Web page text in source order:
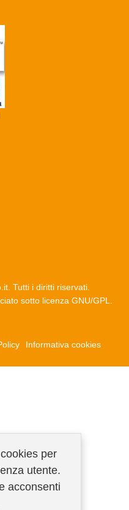
Tutti i diritti riservati.
sotto licenza GNU/GPL.
Informativa cookies
per
utente.
acconsenti